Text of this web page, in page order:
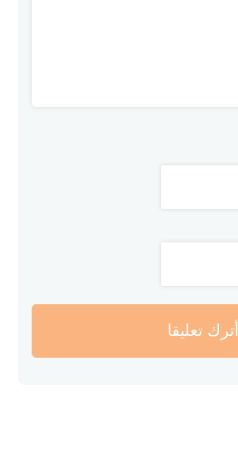
أترك تعليقا